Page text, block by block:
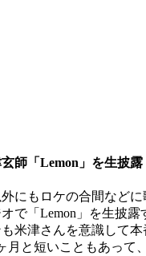
師「Lemon」を生披露
にもロケの合間など
で「Lemon」を生披露
米津さんを意識して本
月と短いこともあって